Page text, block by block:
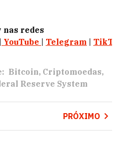
nas redes
YouTube Telegram
Bitcoin Criptomoedas
Reserve System
PRÓXIMO